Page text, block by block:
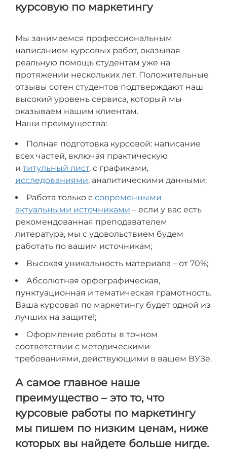
курсовую по маркетингу
Мы занимаемся профессиональным
написанием курсовых работ, оказывая
реальную помощь студентам уже на
протяжении нескольких лет. Положительные
отзывы сотен студентов подтверждают наш
высокий уровень сервиса, который мы
оказываем нашим клиентам.
Наши преимущества:
Полная подготовка курсовой: написание
всех частей, включая практическую
и титульный лист, с графиками,
исследованиями, аналитическими данными;
Работа только с современными
актуальными источниками – если у вас есть
рекомендованная преподавателем
литература, мы с удовольствием будем
работать по вашим источникам;
Высокая уникальность материала – от 70%;
Абсолютная орфографическая,
пунктуационная и тематическая грамотность.
Ваша курсовая по маркетингу будет одной из
лучших на защите!;
Оформление работы в точном
соответствии с методическими
требованиями, действующими в вашем ВУЗе.
А самое главное наше
преимущество – это то, что
курсовые работы по маркетингу
мы пишем по низким ценам, ниже
которых вы найдете больше нигде.